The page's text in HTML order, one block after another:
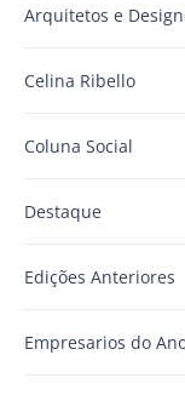
Arquitetos e
Celina Ribello
Coluna Social
Destaque
Edições Anteriores
Empresarios do